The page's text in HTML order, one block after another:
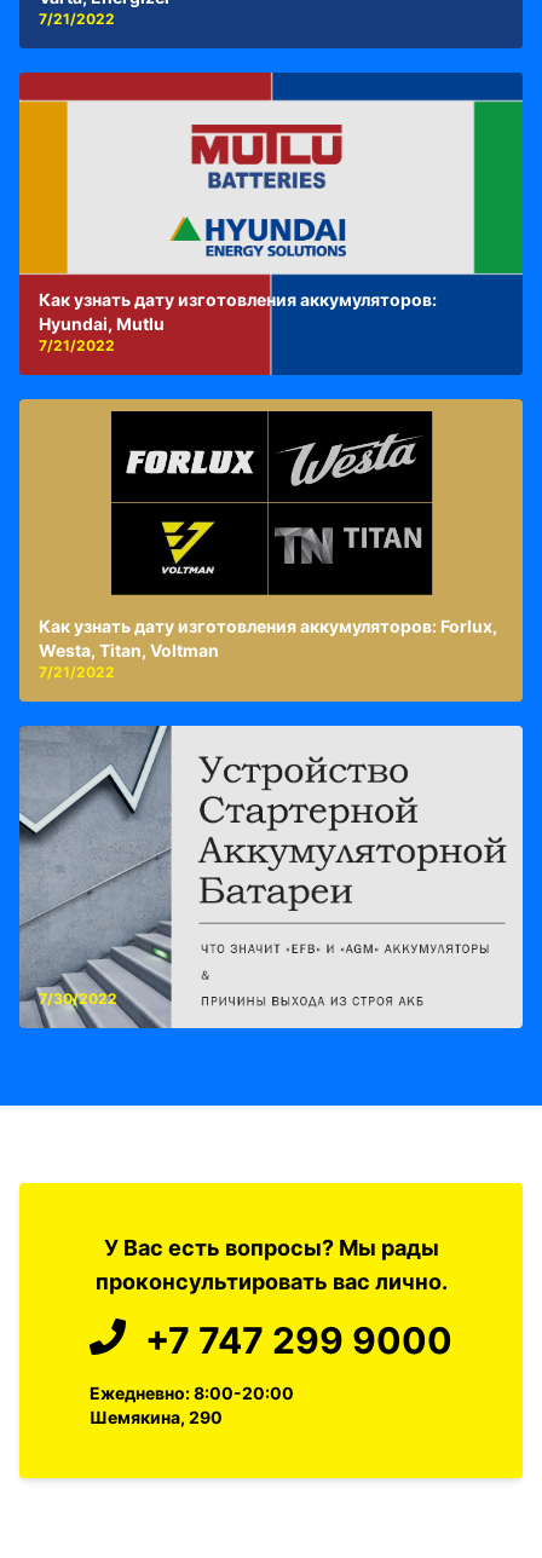
7/21/2022
Как узнать дату изготовления аккумуляторов:
Hyundai, Mutlu
7/21/2022
Как узнать дату изготовления аккумуляторов: Forlux,
Westa, Titan, Voltman
7/21/2022
7/30/2022
У Вас есть вопросы? Мы рады
проконсультировать вас лично.
+7 747 299 9000
Ежедневно: 8:00-20:00
Шемякина, 290